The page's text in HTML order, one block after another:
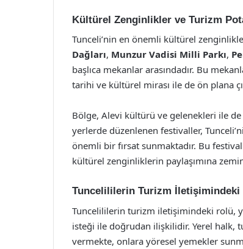
Kültürel Zenginlikler ve Turizm
Tunceli’nin en önemli kültürel
Dağları, Munzur Vadisi Milli Parkı,
başlıca mekanlar arasındadır. Bu
tarihi ve kültürel mirası ile de ön plana
Bölge, Alevi kültürü ve gelenekleri ile
yerlerde düzenlenen festivaller,
önemli bir fırsat sunmaktadır. Bu
kültürel zenginliklerin paylaşımına
Tuncelililerin Turizm İletişimindeki
Tuncelililerin turizm iletişimindeki rolü,
isteği ile doğrudan ilişkilidir. Yerel halk,
vermekte, onlara yöresel yemekler